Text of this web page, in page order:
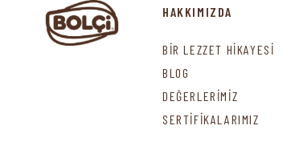
HAKKIMIZDA
BİR LEZZET HİKAYESİ
BLOG
DEĞERLERİMİZ
SERTİFİKALARIMIZ